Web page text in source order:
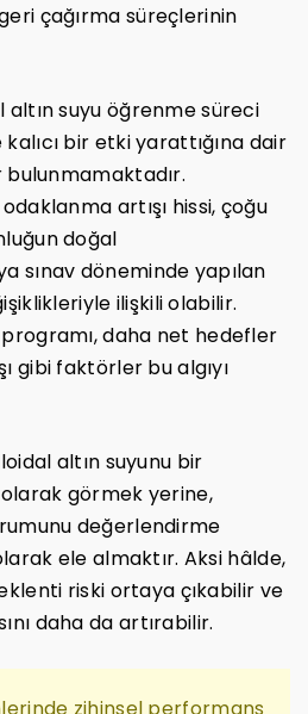
çağırma süreçlerinin
suyu öğrenme süreci
bir etki yarattığına dair
artışı hissi, çoğu
doğal
sınav döneminde yapılan
ilişkili olabilir.
daha net hedefler
gibi faktörler bu algıyı
altın suyunu bir
olarak görmek yerine,
değerlendirme
ele almaktır. Aksi hâlde,
riski ortaya çıkabilir ve
daha da artırabilir.
zihinsel performans